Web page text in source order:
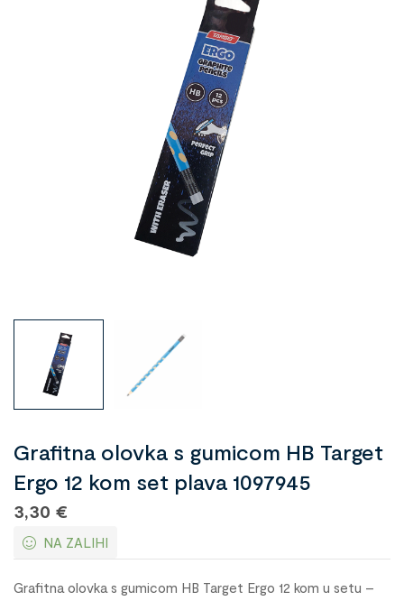
Grafitna olovka s gumicom HB Target
Ergo 12 kom set plava 1097945
3,30 €
NA ZALIHI
Grafitna olovka s gumicom HB Target Ergo 12 kom u setu –